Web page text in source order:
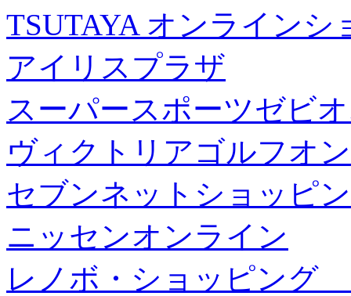
TSUTAYA オンラインシ
アイリスプラザ
スーパースポーツゼビ
ヴィクトリアゴルフオ
セブンネットショッピ
ニッセンオンライン
レノボ・ショッピング